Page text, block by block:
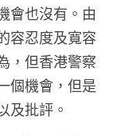
會也沒有。由
容忍度及寬容
，但香港警察
個機會，但是
及批評。